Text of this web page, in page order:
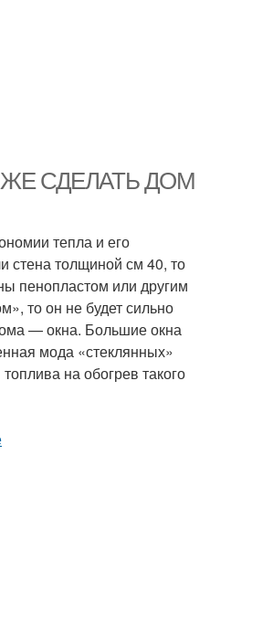
ЖЕ СДЕЛАТЬ ДОМ
тепла и его
стена толщиной см 40, то
пенопластом или другим
то он не будет сильно
— окна. Большие окна
мода «стеклянных»
на обогрев такого